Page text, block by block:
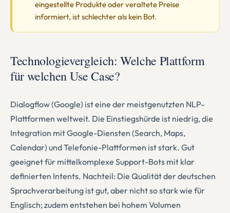
eingestellte Produkte oder veraltete Preise
informiert, ist schlechter als kein Bot.
Technologievergleich: Welche Plattform
für welchen Use Case?
Dialogflow (Google) ist eine der meistgenutzten NLP-
Plattformen weltweit. Die Einstiegshürde ist niedrig, die
Integration mit Google-Diensten (Search, Maps,
Calendar) und Telefonie-Plattformen ist stark. Gut
geeignet für mittelkomplexe Support-Bots mit klar
definierten Intents. Nachteil: Die Qualität der deutschen
Sprachverarbeitung ist gut, aber nicht so stark wie für
Englisch; zudem entstehen bei hohem Volumen